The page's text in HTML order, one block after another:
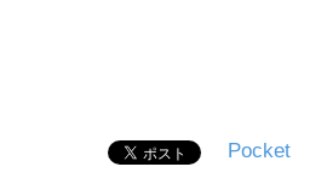
Pocket